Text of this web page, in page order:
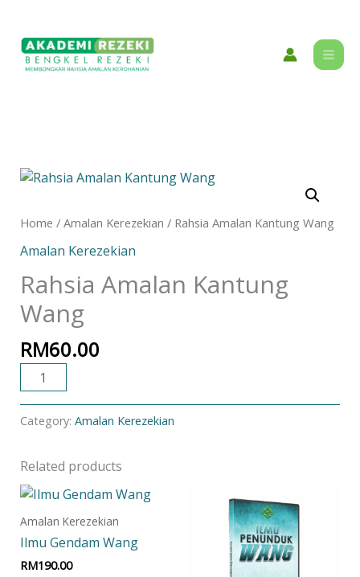
content
Home / Amalan Kerezekian / Rahsia Amalan Kantung Wang
Amalan Kerezekian
Rahsia Amalan Kantung
Wang
RM60.00
Rahsia
Kantung
quantity
Category: Amalan Kerezekian
Related products
Amalan Kerezekian
Ilmu Gendam Wang
RM190.00